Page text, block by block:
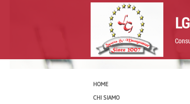
HOME
CHI SIAMO